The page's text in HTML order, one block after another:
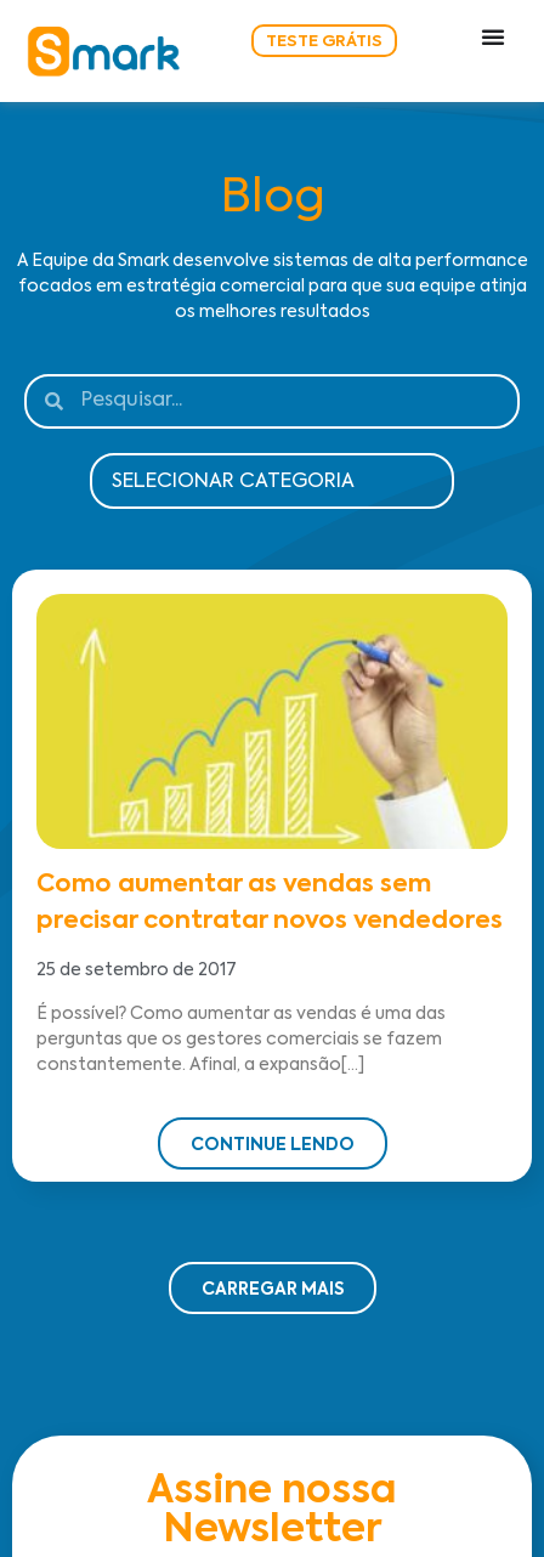
TESTE GRÁTIS
Blog
A Equipe da Smark desenvolve sistemas de alta performance
focados em estratégia comercial para que sua equipe atinja
os melhores resultados
Como aumentar as vendas sem
precisar contratar novos vendedores
25 de setembro de 2017
É possível? Como aumentar as vendas é uma das
perguntas que os gestores comerciais se fazem
constantemente. Afinal, a expansão[...]
CONTINUE LENDO
CARREGAR MAIS
Assine nossa
Newsletter